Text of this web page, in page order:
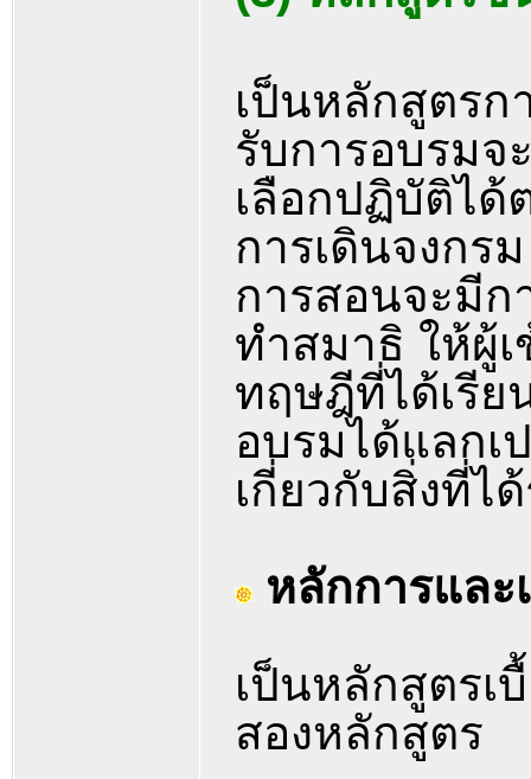
เป็นหลักสูตรก
รับการอบรมจ
เลือกปฏิบัติได้
การเดินจงกร
การสอนจะมีก
ทำสมาธิ ให้ผู้
ทฤษฎีที่ได้เรีย
อบรมได้แลก
เกี่ยวกับสิ่งที่ไ
หลักการและ
เป็นหลักสูตรเ
สองหลักสูตร